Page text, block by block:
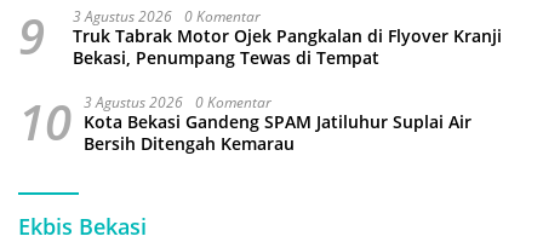
9 3 Agustus 2026 0 Komentar
Truk Tabrak Motor Ojek Pangkalan di Flyover Kranji
Bekasi, Penumpang Tewas di Tempat
10 3 Agustus 2026 0 Komentar
Kota Bekasi Gandeng SPAM Jatiluhur Suplai Air
Bersih Ditengah Kemarau
Ekbis Bekasi